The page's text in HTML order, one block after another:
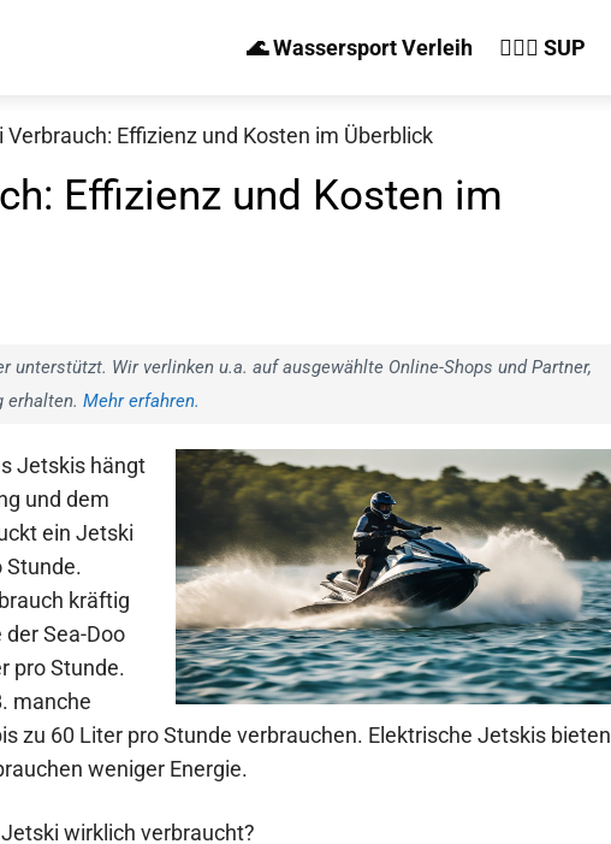
🌊 Wassersport Verleih 🏄‍♀️🛶 SUP
Verbrauch: Effizienz und Kosten im Überblick
Effizienz und Kosten im
unterstützt. Wir verlinken u.a. auf ausgewählte Online-Shops und Partner,
erhalten. Mehr erfahren.
Jetskis hängt
und dem
ein Jetski
Stunde.
kräftig
Sea-Doo
pro Stunde.
manche
zu 60 Liter pro Stunde verbrauchen. Elektrische Jetskis bieten
weniger Energie.
wirklich verbraucht?